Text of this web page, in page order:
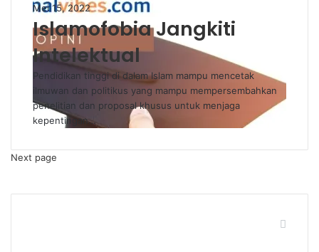
Mei 15, 2022
Islamofobia Jangkiti
Intelektual
Pendidikan tinggi di dalam Islam mampu mencetak
ilmuwan dan politikus yang mampu mempersembahkan
penelitian dan proposal khusus untuk menjaga
kepentingan…
Next page